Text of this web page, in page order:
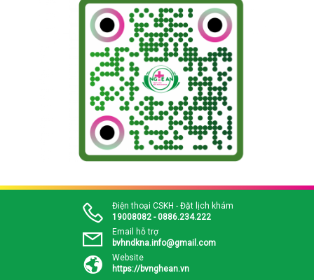
Điện thoại CSKH - Đặt lịch khám
19008082 - 0886.234.222
Email hỗ trợ
bvhndkna.info@gmail.com
Website
https://bvnghean.vn